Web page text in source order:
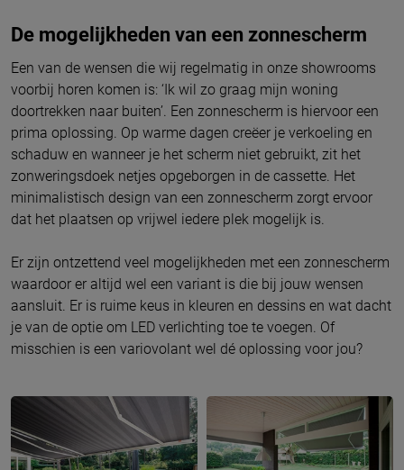
De mogelijkheden van een zonnescherm
Een van de wensen die wij regelmatig in onze showrooms
voorbij horen komen is: ‘Ik wil zo graag mijn woning
doortrekken naar buiten’. Een zonnescherm is hiervoor een
prima oplossing. Op warme dagen creëer je verkoeling en
schaduw en wanneer je het scherm niet gebruikt, zit het
zonweringsdoek netjes opgeborgen in de cassette. Het
minimalistisch design van een zonnescherm zorgt ervoor
dat het plaatsen op vrijwel iedere plek mogelijk is.
Er zijn ontzettend veel mogelijkheden met een zonnescherm
waardoor er altijd wel een variant is die bij jouw wensen
aansluit. Er is ruime keus in kleuren en dessins en wat dacht
je van de optie om LED verlichting toe te voegen. Of
misschien is een variovolant wel dé oplossing voor jou?